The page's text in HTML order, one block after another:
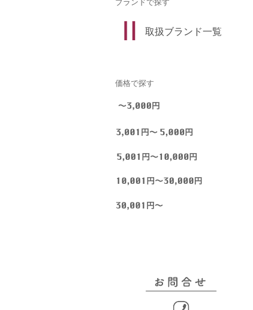
ブランドで探す
取扱ブランド一覧
価格で探す